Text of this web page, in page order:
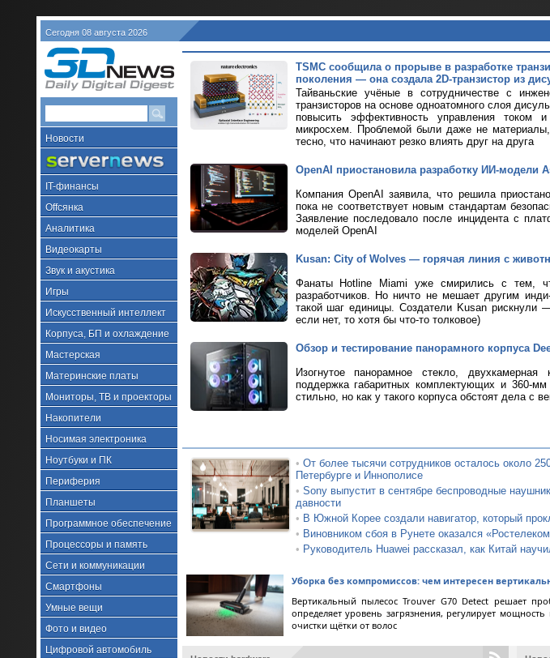
Сегодня 08 августа 2026
Новости
IT-финансы
Offсянка
Аналитика
Видеокарты
Звук и акустика
Игры
Искусственный интеллект
Корпуса, БП и охлаждение
Мастерская
Материнские платы
Мониторы, ТВ и проекторы
Накопители
Носимая электроника
Ноутбуки и ПК
Периферия
Планшеты
Программное обеспечение
Процессоры и память
Сети и коммуникации
Смартфоны
Умные вещи
Фото и видео
Цифровой автомобиль
TSMC сообщила о прорыве в разработке
поколения — она создала 2D-транзистор из
Тайваньские учёные в сотрудничестве с
транзисторов на основе одноатомного слоя
повысить эффективность управления током
микросхем. Проблемой были даже не
тесно, что начинают резко влиять друг на друга
OpenAI приостановила разработку ИИ-модели
Компания OpenAI заявила, что решила
пока не соответствует новым стандартам
Заявление последовало после инцидента с
моделей OpenAI
Kusan: City of Wolves — горячая линия с
Фанаты Hotline Miami уже смирились с тем,
разработчиков. Но ничто не мешает другим
такой шаг единицы. Создатели Kusan рискнули
если нет, то хотя бы что-то толковое)
Обзор и тестирование панорамного корпуса
Изогнутое панорамное стекло, двухкамерная
поддержка габаритных комплектующих и 360-
стильно, но как у такого корпуса обстоят дела с
• От более тысячи сотрудников осталось около
Петербурге и Иннополисе
• Sony выпустит в сентябре беспроводные
давности
• В Южной Корее создали навигатор, который
• Виновником сбоя в Рунете оказался
• Руководитель Huawei рассказал, как Китай
Уборка без компромиссов: чем интересен
Вертикальный пылесос Trouver G70 Detect решает
определяет уровень загрязнения, регулирует
очистки щётки от волос